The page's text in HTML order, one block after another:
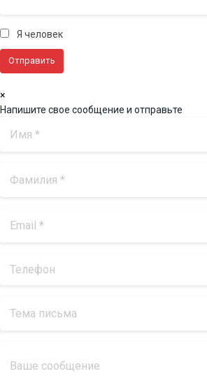
Я человек
×
Напишите свое сообщение и отправьте